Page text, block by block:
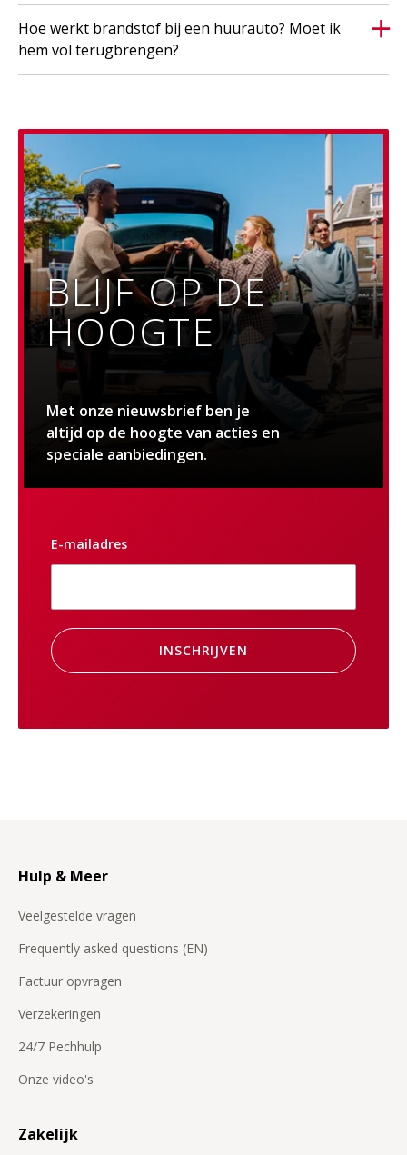
Hoe werkt brandstof bij een huurauto? Moet ik
hem vol terugbrengen?
BLIJF OP DE
HOOGTE
Met onze nieuwsbrief ben je
altijd op de hoogte van acties en
speciale aanbiedingen.
E-mailadres
INSCHRIJVEN
Hulp & Meer
Veelgestelde vragen
Frequently asked questions (EN)
Factuur opvragen
Verzekeringen
24/7 Pechhulp
Onze video's
Zakelijk